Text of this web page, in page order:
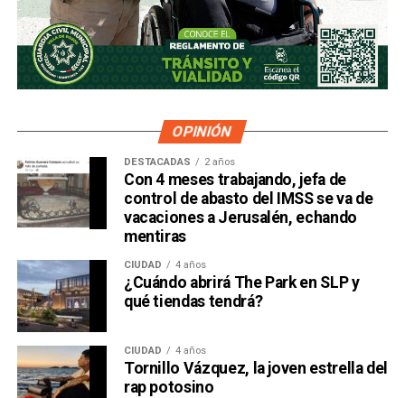
OPINIÓN
DESTACADAS 2 años
Con 4 meses trabajando, jefa de
control de abasto del IMSS se va de
vacaciones a Jerusalén, echando
mentiras
CIUDAD 4 años
¿Cuándo abrirá The Park en SLP y
qué tiendas tendrá?
CIUDAD 4 años
Tornillo Vázquez, la joven estrella del
rap potosino